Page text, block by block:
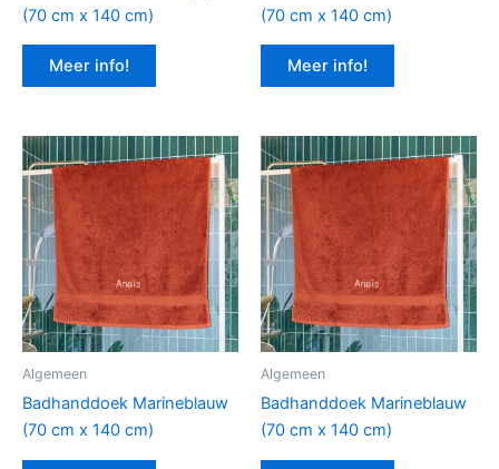
(70 cm x 140 cm)
Meer info!
(70 cm x 140 cm)
Meer info!
Algemeen
Badhanddoek Marineblauw
(70 cm x 140 cm)
Algemeen
Badhanddoek Marineblauw
(70 cm x 140 cm)